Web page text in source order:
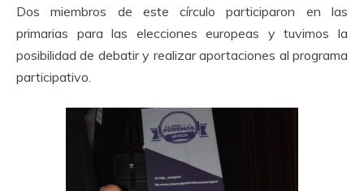
Dos miembros de este círculo participaron en las
primarias para las elecciones europeas y tuvimos la
posibilidad de debatir y realizar aportaciones al programa
participativo.